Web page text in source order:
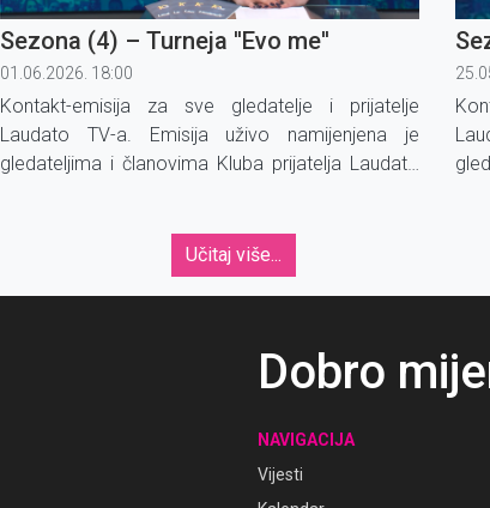
Sezona (4) – Turneja ''Evo me''
01.06.2026. 18:00
Kontakt-emisija za sve gledatelje i prijatelje
Laudato TV-a. Emisija uživo namijenjena je
gledateljima i članovima Kluba prijatelja Laudato
Učitaj više...
Dobro
NAVIGACIJA
Vijesti